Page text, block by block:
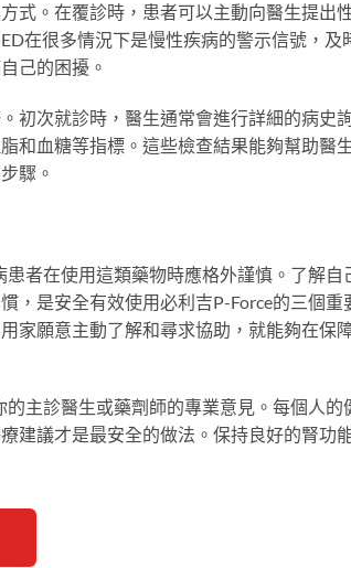
式。在覆診時，患者可以主動向醫生提出
在很多情況下是慢性疾病的警示信號，及
己的困擾。
初次就診時，醫生通常會進行詳細的病史
和血糖等指標。這些檢查結果能夠幫助醫
驟。
者在使用這類藥物時應格外謹慎。了解自
，是安全有效使用必利吉P-Force的三個重
家願意主動了解和尋求協助，就能夠在保
主診醫生或藥劑師的專業意見。每個人的
建議才是最安全的做法。保持良好的腎功